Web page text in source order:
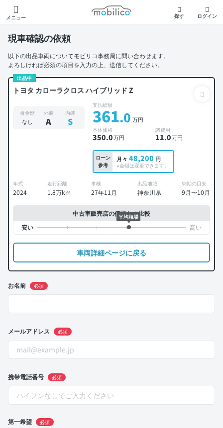
メニュー
モビリコ
探す ログイン
現車確認の依頼
以下の出品車両についてモビリコ事務局に問い合わせます。
よろしければ必須の項目を入力の上、送信してください。
出品中
トヨタ カローラクロス ハイブリッド Z
板金歴
なし
外装
A
内装
S
支払総額
361.0 万円
本体価格
350.0万円
諸費用
11.0万円
ローン
参考
月々 48,200 円
※金額は変更できます。
年式
2024
走行距離
1.8万km
車検
27年11月
出品地域
神奈川県
納期の目安
9月〜10月
中古車販売店の価格との比較
平均相場
車両詳細ページに戻る
お名前 必須
メールアドレス 必須
携帯電話番号 必須
第一希望 必須